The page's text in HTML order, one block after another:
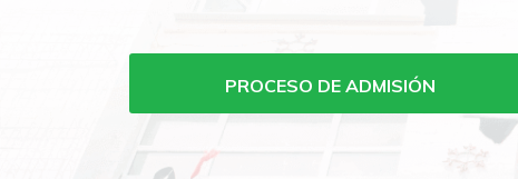
carreras
grado
FCOM
PROCESO DE ADMISIÓN